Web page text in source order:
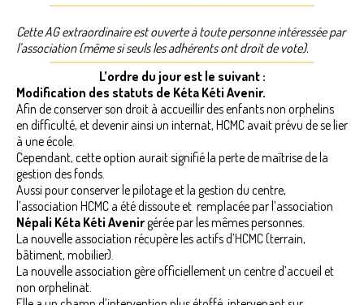
NEPAL – & – CENTRE
NEPAL – LE PAYS
CENTRE D’ACCUEIL
VIE AU CENTRE – ACTUALITES
NOUS AIDER ?
FAQ
PARRAINS
ACTUALITES
AGENDA
Cette AG extraordinaire est ouverte à toute personne intéressée par
l’association (même si seuls les adhérents ont droit de vote).
L’ordre du jour est le suivant :
Modification des statuts de Kéta Kéti Avenir.
Afin de conserver son droit à accueillir des enfants non orphelins
en difficulté, et devenir ainsi un internat, HCMC avait prévu de se lier
à une école.
Cependant, cette option aurait signifié la perte de maîtrise de la
gestion des fonds.
Aussi pour conserver le pilotage et la gestion du centre,
l’association HCMC a été dissoute et remplacée par l’association
Népali Kéta Kéti Avenir gérée par les mêmes personnes.
La nouvelle association récupère les actifs d’HCMC (terrain,
bâtiment, mobilier).
La nouvelle association gère officiellement un centre d’accueil et
non orphelinat.